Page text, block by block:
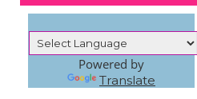
Powered by
Translate